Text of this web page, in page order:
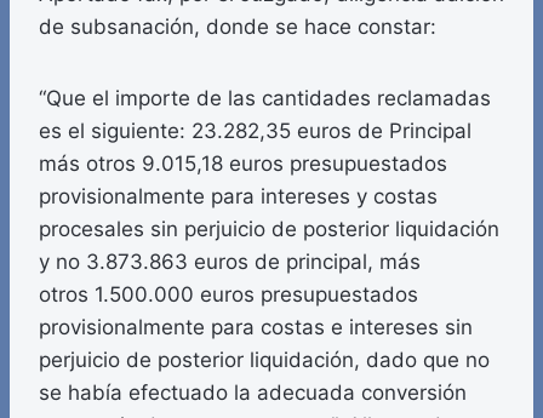
de subsanación, donde se hace constar:
“Que el importe de las cantidades reclamadas
es el siguiente: 23.282,35 euros de Principal
más otros 9.015,18 euros presupuestados
provisionalmente para intereses y costas
procesales sin perjuicio de posterior liquidación
y no 3.873.863 euros de principal, más
otros 1.500.000 euros presupuestados
provisionalmente para costas e intereses sin
perjuicio de posterior liquidación, dado que no
se había efectuado la adecuada conversión